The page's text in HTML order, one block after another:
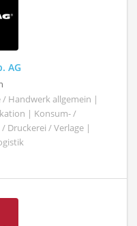
AG
Handwerk allgemein |
| Konsum- /
Druckerei / Verlage |